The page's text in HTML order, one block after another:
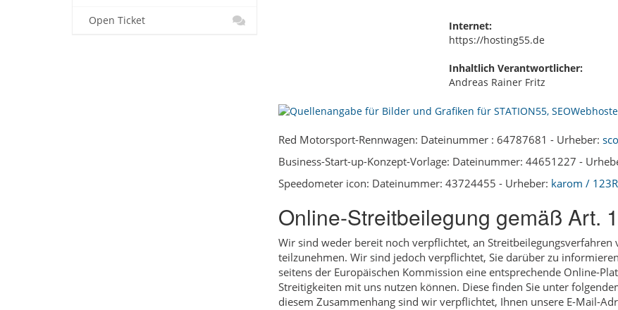
Internet:
https://hosting55.de
Inhaltlich Verantwortlicher:
Andreas Rainer Fritz
Red Motorsport-Rennwagen: Dateinummer : 64787681 - Urheber:
Business-Start-up-Konzept-Vorlage: Dateinummer: 44651227 -
Speedometer icon: Dateinummer: 43724455 - Urheber: karom /
Online-Streitbeilegung gemäß Art.
Wir sind weder bereit noch verpflichtet, an
teilzunehmen. Wir sind jedoch verpflichtet, Sie darüber zu
seitens der Europäischen Kommission eine entsprechende Online-
Streitigkeiten mit uns nutzen können. Diese finden Sie unter
diesem Zusammenhang sind wir verpflichtet, Ihnen unsere E-Mail-
Open Ticket